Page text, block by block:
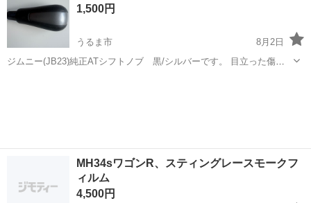
1,500円
うるま市
8月2日
ジムニー(JB23)純正ATシフトノブ 黒/シルバーです。 目立った傷は
MH34sワゴンR、スティングレースモークフ
ィルム
4,500円